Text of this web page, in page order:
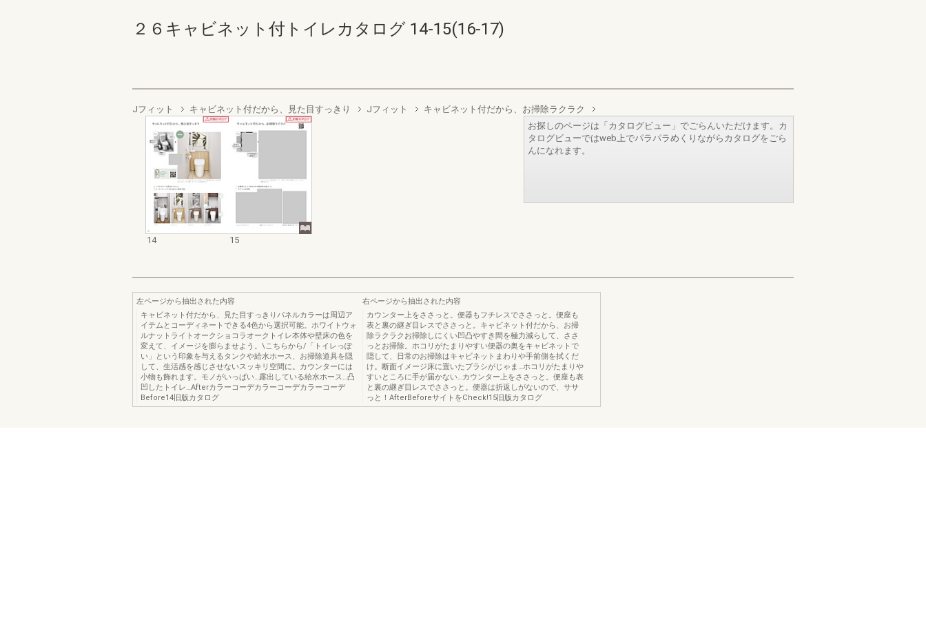
２６キャビネット付トイレカタログ 14-15(16-17)
Jフィット キャビネット付だから、見た目すっきり Jフィット キャビネット付だから、お掃除ラクラク
14 15
お探しのページは「カタログビュー」でごらんいただけます。カ
タログビューではweb上でパラパラめくりながらカタログをごら
んになれます。
左ページから抽出された内容
キャビネット付だから、見た目すっきりパネルカラーは周辺ア
イテムとコーディネートできる4色から選択可能。ホワイトウォ
ルナットライトオークショコラオークトイレ本体や壁床の色を
変えて、イメージを膨らませよう。\こちらから/「トイレっぽ
い」という印象を与えるタンクや給水ホース、お掃除道具を隠
して、生活感を感じさせないスッキリ空間に。カウンターには
小物も飾れます。モノがいっぱい…露出している給水ホース…凸
凹したトイレ…Afterカラーコーデカラーコーデカラーコーデ
Before14旧版カタログ
右ページから抽出された内容
カウンター上をささっと。便器もフチレスでささっと。便座も
表と裏の継ぎ目レスでささっと。キャビネット付だから、お掃
除ラクラクお掃除しにくい凹凸やすき間を極力減らして、ささ
っとお掃除。ホコリがたまりやすい便器の奥をキャビネットで
隠して、日常のお掃除はキャビネットまわりや手前側を拭くだ
け。断面イメージ床に置いたブラシがじゃま…ホコリがたまりや
すいところに手が届かない…カウンター上をささっと。便座も表
と裏の継ぎ目レスでささっと。便器は折返しがないので、ササ
っと！AfterBeforeサイトをCheck!15旧版カタログ